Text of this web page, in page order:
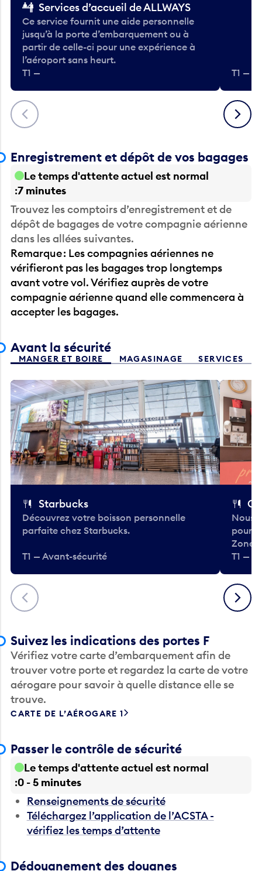
Précédent
Services d’accueil de ALLWAYS
Ce service fournit une aide personnelle
jusqu’à la porte d’embarquement ou à
partir de celle-ci pour une expérience à
l’aéroport sans heurt.
T1 —
T1 —
Suivant
Enregistrement et dépôt de vos bagages
Le temps d'attente actuel est normal
7 minutes
Trouvez les comptoirs d’enregistrement et de
dépôt de bagages de votre compagnie aérienne
dans les allées suivantes.
Remarque : Les compagnies aériennes ne
vérifieront pas les bagages trop longtemps
avant votre vol. Vérifiez auprès de votre
compagnie aérienne quand elle commencera à
accepter les bagages.
Avant la sécurité
MANGER ET BOIRE MAGASINAGE SERVICES
Précédent
Starbucks
Découvrez votre boisson personnelle
parfaite chez Starbucks.
T1 — Avant-sécurité
Nous
pour
Zone.
T1 —
Suivant
Suivez les indications des portes F
Vérifiez votre carte d’embarquement afin de
trouver votre porte et regardez la carte de votre
aérogare pour savoir à quelle distance elle se
trouve.
CARTE DE L’AÉROGARE 1
Passer le contrôle de sécurité
Le temps d'attente actuel est normal
0 - 5 minutes
Renseignements de sécurité
Téléchargez l’application de l’ACSTA -
vérifiez les temps d’attente
Dédouanement des douanes